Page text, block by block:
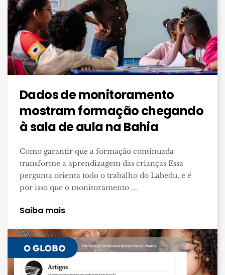
Dados de monitoramento
mostram formação chegando
à sala de aula na Bahia
Como garantir que a formação continuada
transforme a aprendizagem das crianças Essa
pergunta orienta todo o trabalho do Labedu, e é
por isso que o monitoramento ...
Saiba mais